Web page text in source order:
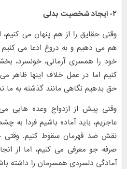
۲- ایجاد شخصیت بدلی
وقتی حقایق را از هم پنهان می
هم می دهیم و به دروغ ادعا می کنیم
خود را همسری آرمانی، خونسرد،
کنیم اما در عمل خلاف اینها ظاهر
حق بدهیم نگاهی مانند گذشته به ما
وقتی پیش از ازدواج وعده هایی
عاجزیم، باید آماده باشیم فردا به
نقش ضد قهرمان سقوط کنیم. وقتی
صرفه جو معرفی می کنیم، اما از
آمادگی دلسردی همسرمان را داشته